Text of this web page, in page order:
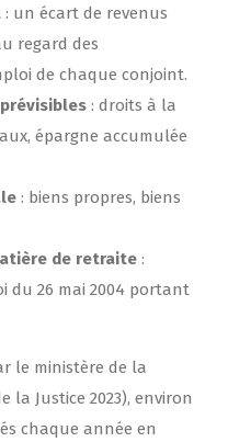
: un écart de revenus
regard des
de chaque conjoint.
: droits à la
épargne accumulée
: biens propres, biens
de retraite :
du 26 mai 2004 portant
le ministère de la
la Justice 2023), environ
chaque année en